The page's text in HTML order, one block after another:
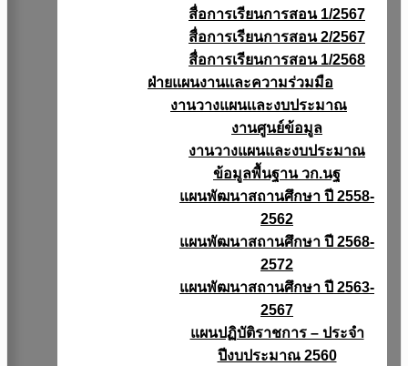
สื่อการเรียนการสอน 1/2567
สื่อการเรียนการสอน 2/2567
สื่อการเรียนการสอน 1/2568
ฝ่ายแผนงานเเละความร่วมมือ
งานวางแผนเเละงบประมาณ
งานศูนย์ข้อมูล
งานวางแผนและงบประมาณ
ข้อมูลพื้นฐาน วก.นฐ
แผนพัฒนาสถานศึกษา ปี 2558-
2562
แผนพัฒนาสถานศึกษา ปี 2568-
2572
แผนพัฒนาสถานศึกษา ปี 2563-
2567
แผนปฏิบัติราชการ – ประจำ
ปีงบประมาณ 2560